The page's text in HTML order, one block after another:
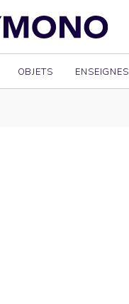
OBJETS ENSEIGNES